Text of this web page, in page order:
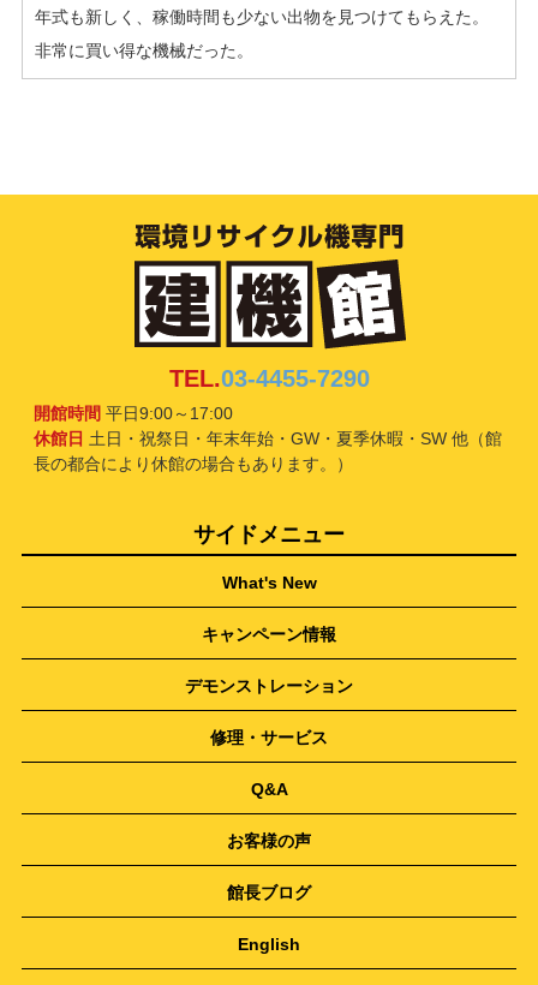
年式も新しく、稼働時間も少ない出物を見つけてもらえた。
非常に買い得な機械だった。
TEL.03-4455-7290
開館時間 平日9:00～17:00
休館日 土日・祝祭日・年末年始・GW・夏季休暇・SW 他（館
長の都合により休館の場合もあります。）
サイドメニュー
What's New
キャンペーン情報
デモンストレーション
修理・サービス
Q&A
お客様の声
館長ブログ
English